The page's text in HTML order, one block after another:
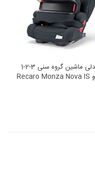
صندلی ماشین گروه سنی 3-2-1
ریکارو Recaro Monza Nova IS